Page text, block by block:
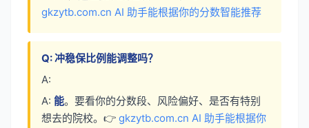
gkzytb.com.cn AI 助手能根据你的分数智能推荐
Q: 冲稳保比例能调整吗？
A:
A: 能。要看你的分数段、风险偏好、是否有特别
想去的院校。👉 gkzytb.com.cn AI 助手能根据你